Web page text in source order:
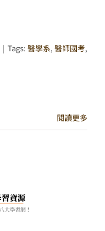
| Tags: 醫學系, 醫師國考,
閱讀更多